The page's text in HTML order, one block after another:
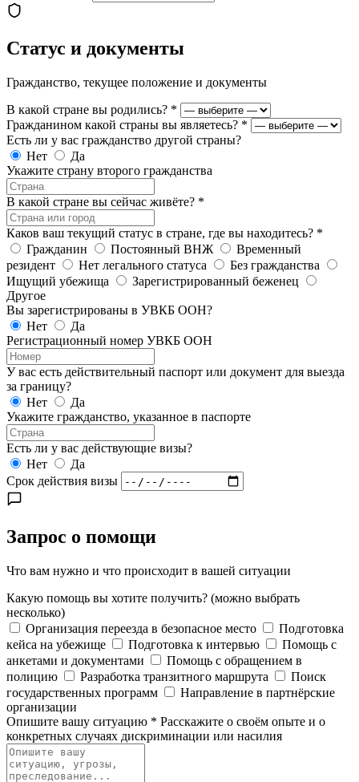
Статус и документы
Гражданство, текущее положение и документы
В какой стране вы родились? *
Гражданином какой страны вы являетесь? *
Есть ли у вас гражданство другой страны?
Нет
Да
Укажите страну второго гражданства
В какой стране вы сейчас живёте? *
Каков ваш текущий статус в стране, где вы находитесь? *
Гражданин
Постоянный ВНЖ
Временный
резидент
Нет легального статуса
Без гражданства
Ищущий убежища
Зарегистрированный беженец
Другое
Вы зарегистрированы в УВКБ ООН?
Нет
Да
Регистрационный номер УВКБ ООН
У вас есть действительный паспорт или документ для выезда
за границу?
Нет
Да
Укажите гражданство, указанное в паспорте
Есть ли у вас действующие визы?
Нет
Да
Срок действия визы
Запрос о помощи
Что вам нужно и что происходит в вашей ситуации
Какую помощь вы хотите получить? (можно выбрать
несколько)
Организация переезда в безопасное место
Подготовка
кейса на убежище
Подготовка к интервью
Помощь с
анкетами и документами
Помощь с обращением в
полицию
Разработка транзитного маршрута
Поиск
государственных программ
Направление в партнёрские
организации
Опишите вашу ситуацию * Расскажите о своём опыте и о
конкретных случаях дискриминации или насилия